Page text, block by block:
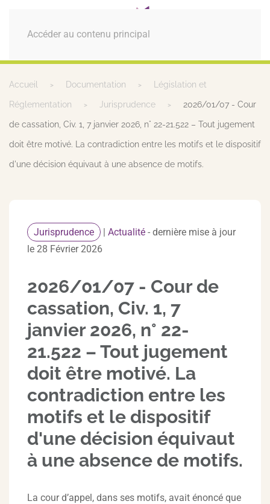
Accéder au contenu principal
MENU
Accueil Documentation Législation et
Réglementation Jurisprudence 2026/01/07 - Cour
de cassation, Civ. 1, 7 janvier 2026, n° 22-21.522 – Tout jugement
doit être motivé. La contradiction entre les motifs et le dispositif
d'une décision équivaut à une absence de motifs.
Jurisprudence | Actualité - dernière mise à jour
le 28 Février 2026
2026/01/07 - Cour de
cassation, Civ. 1, 7
janvier 2026, n° 22-
21.522 – Tout jugement
doit être motivé. La
contradiction entre les
motifs et le dispositif
d'une décision équivaut
à une absence de motifs.
La cour d’appel, dans ses motifs, avait énoncé que